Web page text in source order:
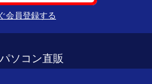
会員登録する
ソコン直販